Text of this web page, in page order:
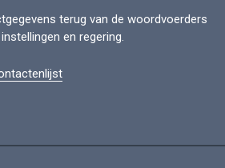
terug van de woordvoerders
en regering.